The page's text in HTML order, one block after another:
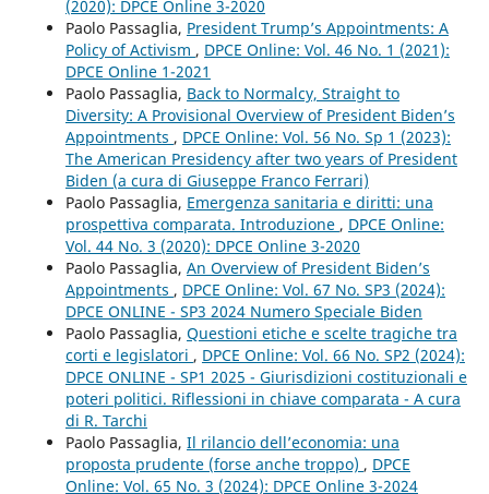
(2020): DPCE Online 3-2020
Paolo Passaglia, President Trump’s Appointments: A
Policy of Activism , DPCE Online: Vol. 46 No. 1 (2021):
DPCE Online 1-2021
Paolo Passaglia, Back to Normalcy, Straight to
Diversity: A Provisional Overview of President Biden’s
Appointments , DPCE Online: Vol. 56 No. Sp 1 (2023):
The American Presidency after two years of President
Biden (a cura di Giuseppe Franco Ferrari)
Paolo Passaglia, Emergenza sanitaria e diritti: una
prospettiva comparata. Introduzione , DPCE Online:
Vol. 44 No. 3 (2020): DPCE Online 3-2020
Paolo Passaglia, An Overview of President Biden’s
Appointments , DPCE Online: Vol. 67 No. SP3 (2024):
DPCE ONLINE - SP3 2024 Numero Speciale Biden
Paolo Passaglia, Questioni etiche e scelte tragiche tra
corti e legislatori , DPCE Online: Vol. 66 No. SP2 (2024):
DPCE ONLINE - SP1 2025 - Giurisdizioni costituzionali e
poteri politici. Riflessioni in chiave comparata - A cura
di R. Tarchi
Paolo Passaglia, Il rilancio dell’economia: una
proposta prudente (forse anche troppo) , DPCE
Online: Vol. 65 No. 3 (2024): DPCE Online 3-2024